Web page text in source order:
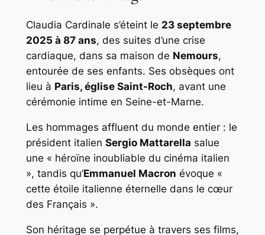
Claudia Cardinale s’éteint le 23 septembre
2025 à 87 ans, des suites d’une crise
cardiaque, dans sa maison de Nemours,
entourée de ses enfants. Ses obsèques ont
lieu à Paris, église Saint-Roch, avant une
cérémonie intime en Seine-et-Marne.
Les hommages affluent du monde entier : le
président italien Sergio Mattarella salue
une « héroïne inoubliable du cinéma italien
», tandis qu’Emmanuel Macron évoque «
cette étoile italienne éternelle dans le cœur
des Français ».
Son héritage se perpétue à travers ses films,